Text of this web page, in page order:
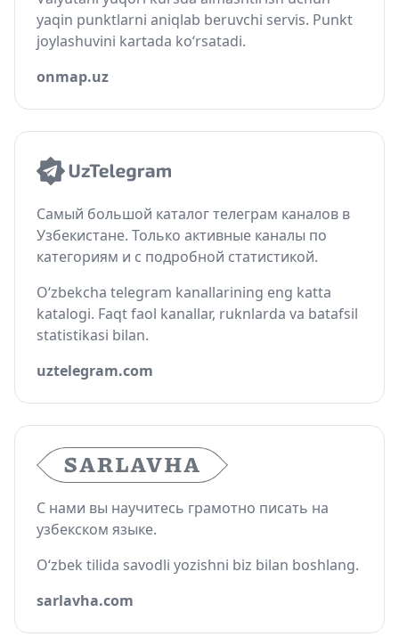
yaqin punktlarni aniqlab beruvchi servis. Punkt
joylashuvini kartada ko‘rsatadi.
onmap.uz
Самый большой каталог телеграм каналов в
Узбекистане. Только активные каналы по
категориям и с подробной статистикой.
O‘zbekcha telegram kanallarining eng katta
katalogi. Faqt faol kanallar, ruknlarda va batafsil
statistikasi bilan.
uztelegram.com
С нами вы научитесь грамотно писать на
узбекском языке.
O‘zbek tilida savodli yozishni biz bilan boshlang.
sarlavha.com